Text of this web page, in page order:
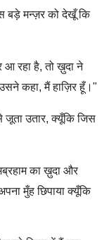
बड़े मन्ज़र को देखूँ कि
रहा है, तो ख़ुदा ने
कहा, मैं हाज़िर हूँ।"
उतार, क्यूँकि जिस
का ख़ुदा और
मुँह छिपाया क्यूँकि